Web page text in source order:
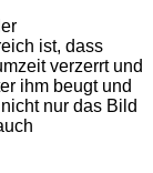
ist, dass
verzerrt und
ihm beugt und
nur das Bild